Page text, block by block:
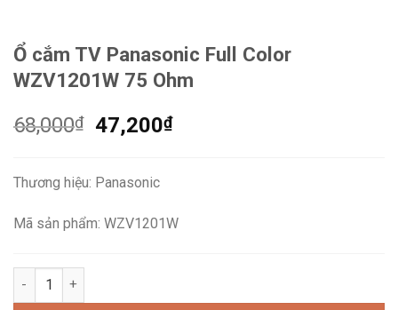
Ổ cắm TV Panasonic Full Color
WZV1201W 75 Ohm
68,000₫
Giá
68,000₫.
47,200₫Giá
Thương hiệu: Panasonic
Mã sản phẩm: WZV1201W
Ổ cắm TV Panasonic Full Color WZV1201W 75 Ohm số lượng